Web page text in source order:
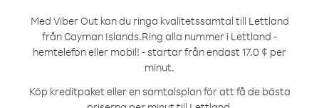
Med Viber Out kan du ringa kvalitetssamtal till Lettland
från Cayman Islands.Ring alla nummer i Lettland -
hemtelefon eller mobil! - startar från endast 17.0 ¢ per
minut.
Köp kreditpaket eller en samtalsplan för att få de bästa